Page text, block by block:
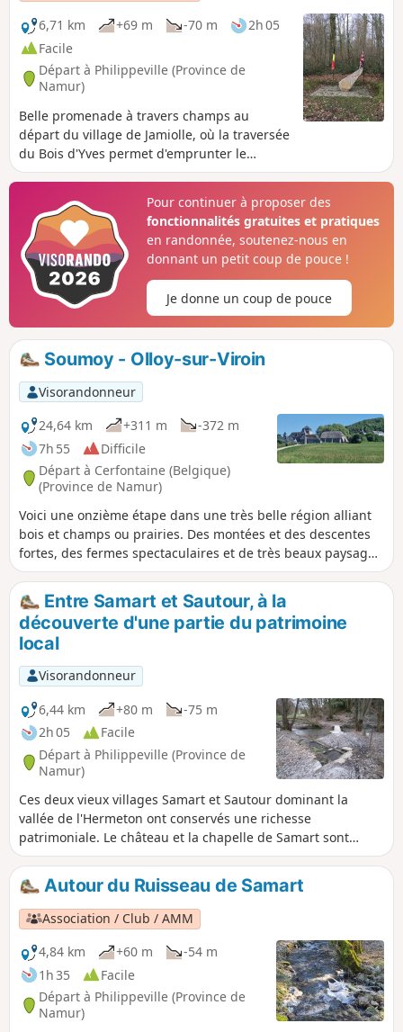
6,71 km +69 m -70 m
2h 05
Facile
Départ à Philippeville (Province de
Namur)
Belle promenade à travers champs au
départ du village de Jamiolle, où la traversée
du Bois d'Yves permet d'emprunter le
Chemin des Sept Sergents.
Pour continuer à proposer des
fonctionnalités gratuites et pratiques
en randonnée, soutenez-nous en
donnant un petit coup de pouce !
Je donne un coup de pouce
Soumoy - Olloy-sur-Viroin
Visorandonneur
24,64 km
+311 m
-372 m
7h 55
Difficile
Départ à Cerfontaine (Belgique)
(Province de Namur)
Voici une onzième étape dans une très belle région alliant
bois et champs ou prairies. Des montées et des descentes
fortes, des fermes spectaculaires et de très beaux paysages
forment la trame de cette randonnée.
Entre Samart et Sautour, à la
découverte d'une partie du patrimoine
local
Visorandonneur
6,44 km
+80 m
-75 m
2h 05
Facile
Départ à Philippeville (Province de
Namur)
Ces deux vieux villages Samart et Sautour dominant la
vallée de l'Hermeton ont conservés une richesse
patrimoniale. Le château et la chapelle de Samart sont
classés comme monuments. Le Haut du village de Sautour
est entièrement classé comme site.
Autour du Ruisseau de Samart
Association / Club / AMM
4,84 km
+60 m
-54 m
1h 35
Facile
Départ à Philippeville (Province de
Namur)